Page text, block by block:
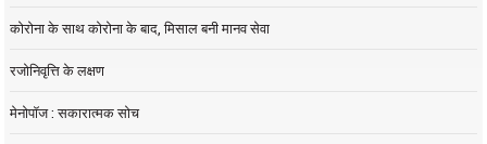
कोरोना के साथ कोरोना के बाद, मिसाल बनी मानव सेवा
रजोनिवृत्ति के लक्षण
मेनोपॉज : सकारात्मक सोच